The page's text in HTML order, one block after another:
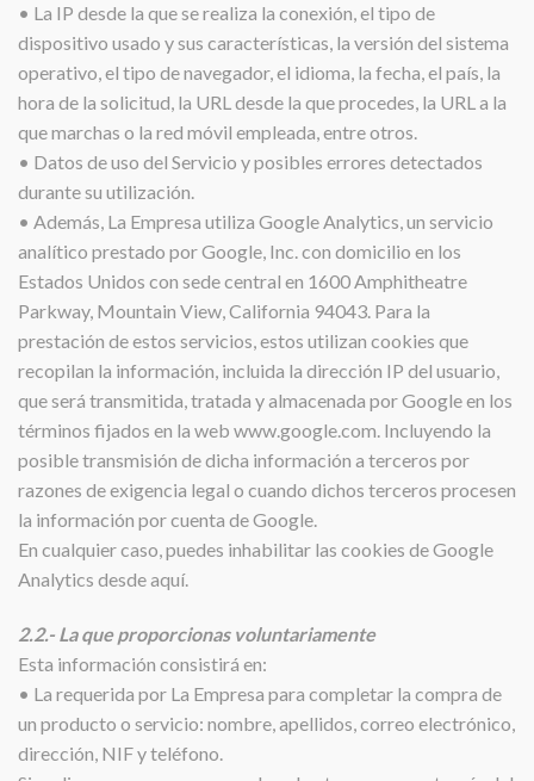
• La IP desde la que se realiza la conexión, el tipo de
dispositivo usado y sus características, la versión del sistema
operativo, el tipo de navegador, el idioma, la fecha, el país, la
hora de la solicitud, la URL desde la que procedes, la URL a la
que marchas o la red móvil empleada, entre otros.
• Datos de uso del Servicio y posibles errores detectados
durante su utilización.
• Además, La Empresa utiliza Google Analytics, un servicio
analítico prestado por Google, Inc. con domicilio en los
Estados Unidos con sede central en 1600 Amphitheatre
Parkway, Mountain View, California 94043. Para la
prestación de estos servicios, estos utilizan cookies que
recopilan la información, incluida la dirección IP del usuario,
que será transmitida, tratada y almacenada por Google en los
términos fijados en la web www.google.com. Incluyendo la
posible transmisión de dicha información a terceros por
razones de exigencia legal o cuando dichos terceros procesen
la información por cuenta de Google.
En cualquier caso, puedes inhabilitar las cookies de Google
Analytics desde aquí.
2.2.- La que proporcionas voluntariamente
Esta información consistirá en:
• La requerida por La Empresa para completar la compra de
un producto o servicio: nombre, apellidos, correo electrónico,
dirección, NIF y teléfono.